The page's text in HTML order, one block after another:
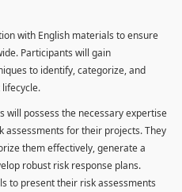
with English materials to ensure
Participants will gain
to identify, categorize, and
will possess the necessary expertise
for their projects. They
them effectively, generate a
robust risk response plans.
to present their risk assessments